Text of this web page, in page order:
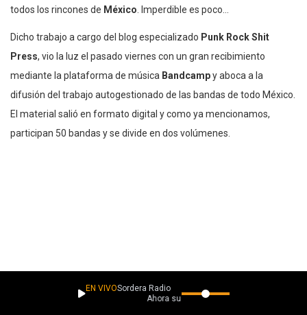
todos los rincones de México . Imperdible es poco…
Dicho trabajo a cargo del blog especializado Punk Rock Shit
Press, vio la luz el pasado viernes con un gran recibimiento
mediante la plataforma de música Bandcampy aboca a la
difusión del trabajo autogestionado de las bandas de todo México.
El material salió en formato digital y como ya mencionamos,
participan 50 bandas y se divide en dos volúmenes.
Más música como esta
EN VIVOSordera Radio
Ahora suena